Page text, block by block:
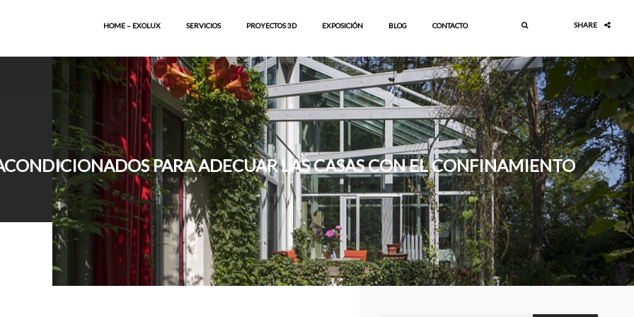
SHARE
HOME – EXOLUX SERVICIOS PROYECTOS 3D EXPOSICIÓN BLOG CONTACTO
PARA ADECUAR LAS CASAS CON EL CONFINAMIENTO